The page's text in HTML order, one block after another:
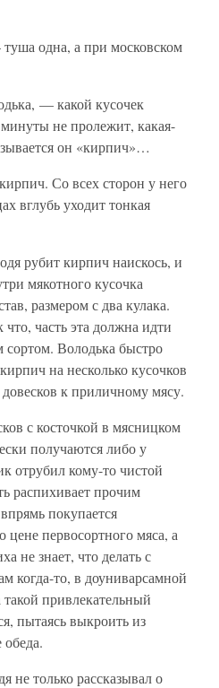
одна, а при московском
— какой кусочек
не пролежит, какая-
он «кирпич»…
Со всех сторон у него
вглубь уходит тонкая
рубит кирпич наискось, и
мякотного кусочка
размером с два кулака.
часть эта должна идти
сортом. Володька быстро
на несколько кусочков
к приличному мясу.
с косточкой в мясницком
получаются либо у
отрубил кому-то чистой
распихивает прочим
покупается
первосортного мяса, а
не знает, что делать с
когда-то, в доуниварсамной
привлекательный
пытаясь выкроить из
не только рассказывал о